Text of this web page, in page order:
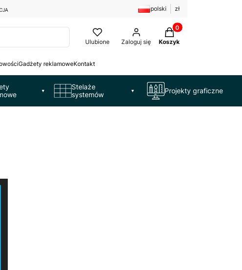
polski zł
Ulubione Zaloguj się
Produkty w koszyku:
Koszyk
Gadżety reklamoweKontakt
▼
Stelaże
systemów
▼ Projekty graficzne